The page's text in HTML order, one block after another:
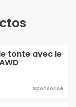
Sponsorisé
tonte avec le